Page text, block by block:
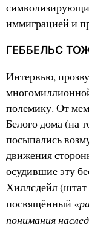
иммиграцией и
ГЕББЕЛЬС
Интервью,
полемику. От
Белого дома (на
посыпались
движения
осудившие эту
Хиллсдейл
посвящённый
понимания